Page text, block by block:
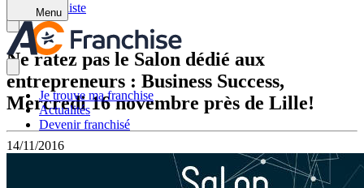
Menu
Je trouve ma franchise
Actualités
Devenir franchisé
Retour à la liste
Ne ratez pas le Salon dédié aux
entrepreneurs : Business Success,
Mercredi 16 novembre près de Lille!
14/11/2016